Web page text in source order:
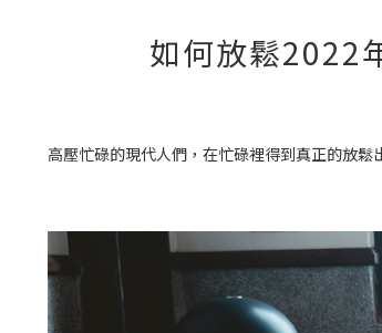
如何放鬆2022
高壓忙碌的現代人們，在忙碌裡得到真正的放